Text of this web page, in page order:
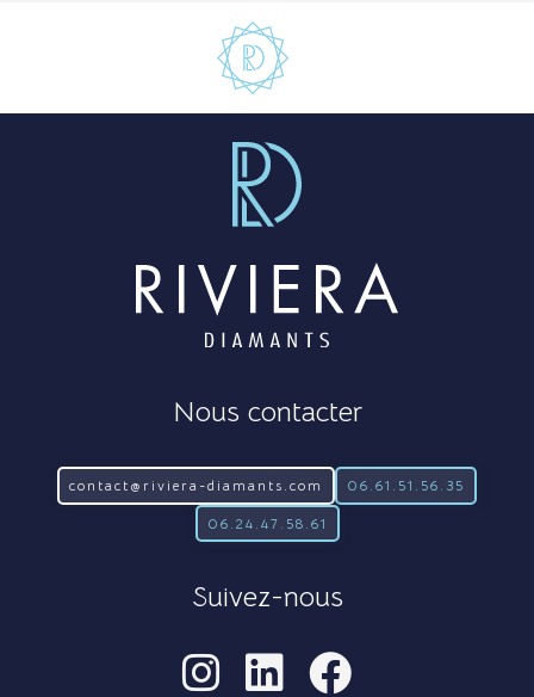
Nous contacter
contact@riviera-diamants.com 06.61.51.56.35
06.24.47.58.61
Suivez-nous